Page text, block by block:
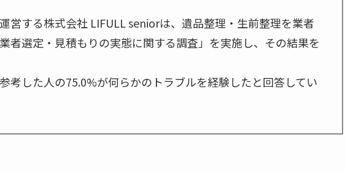
営する株式会社 LIFULL seniorは、遺品整理・生前整理を業者
者選定・見積もりの実態に関する調査」を実施し、その結果を
考した人の75.0%が何らかのトラブルを経験したと回答してい